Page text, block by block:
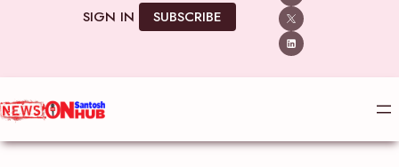
SIGN IN SUBSCRIBE